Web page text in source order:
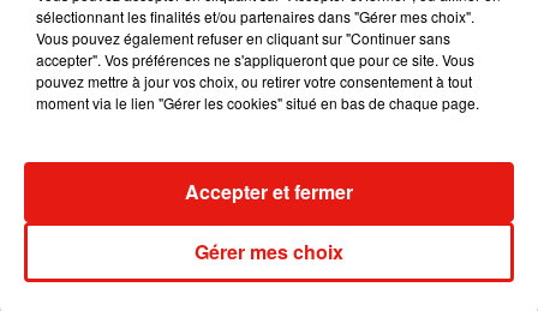
7 août 2026
RÜFÜS DU SOL annonce un nouvel
album après sa tournée mondiale
7 août 2026
Angèle et Amélie Lens dévoilent leur
collaboration tant attendue
sélectionnant les finalités et/ou partenaires dans "Gérer mes choix".
Vous pouvez également refuser en cliquant sur "Continuer sans
accepter". Vos préférences ne s'appliqueront que pour ce site. Vous
pouvez mettre à jour vos choix, ou retirer votre consentement à tout
moment via le lien "Gérer les cookies" situé en bas de chaque page.
Gérer mes choix
Accepter et fermer